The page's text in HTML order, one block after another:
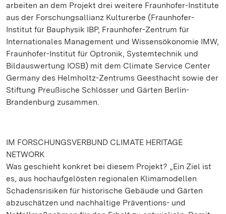
arbeiten an dem Projekt drei weitere Fraunhofer-Institute
aus der Forschungsallianz Kulturerbe (Fraunhofer-
Institut für Bauphysik IBP, Fraunhofer-Zentrum für
Internationales Management und Wissensökonomie IMW,
Fraunhofer-Institut für Optronik, Systemtechnik und
Bildauswertung IOSB) mit dem Climate Service Center
Germany des Helmholtz-Zentrums Geesthacht sowie der
Stiftung Preußische Schlösser und Gärten Berlin-
Brandenburg zusammen.
IM FORSCHUNGSVERBUND CLIMATE HERITAGE
NETWORK
Was geschieht konkret bei diesem Projekt? „Ein Ziel ist
es, aus hochaufgelösten regionalen Klimamodellen
Schadensrisiken für historische Gebäude und Gärten
abzuschätzen und nachhaltige Präventions- und